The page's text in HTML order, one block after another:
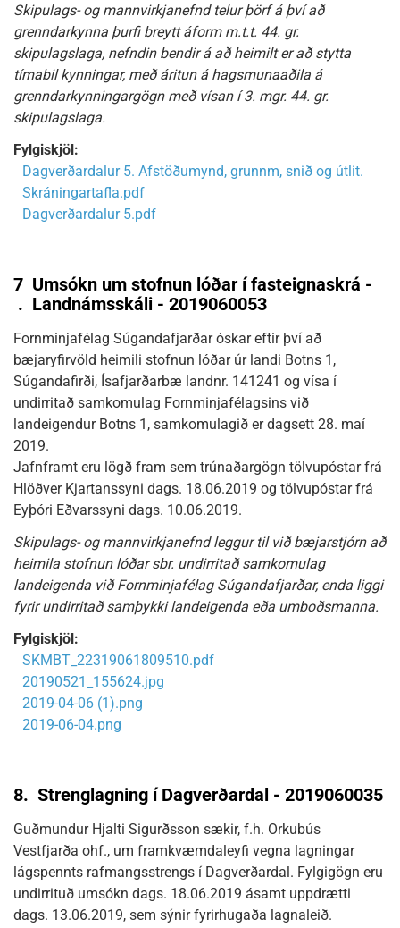
Skipulags- og mannvirkjanefnd telur þörf á því að
grenndarkynna þurfi breytt áform m.t.t. 44. gr.
skipulagslaga, nefndin bendir á að heimilt er að stytta
tímabil kynningar, með áritun á hagsmunaaðila á
grenndarkynningargögn með vísan í 3. mgr. 44. gr.
skipulagslaga.
Fylgiskjöl:
Dagverðardalur 5. Afstöðumynd, grunnm, snið og útlit.
Skráningartafla.pdf
Dagverðardalur 5.pdf
7
.
Umsókn um stofnun lóðar í fasteignaskrá -
Landnámsskáli - 2019060053
Fornminjafélag Súgandafjarðar óskar eftir því að
bæjaryfirvöld heimili stofnun lóðar úr landi Botns 1,
Súgandafirði, Ísafjarðarbæ landnr. 141241 og vísa í
undirritað samkomulag Fornminjafélagsins við
landeigendur Botns 1, samkomulagið er dagsett 28. maí
2019.
Jafnframt eru lögð fram sem trúnaðargögn tölvupóstar frá
Hlöðver Kjartanssyni dags. 18.06.2019 og tölvupóstar frá
Eyþóri Eðvarssyni dags. 10.06.2019.
Skipulags- og mannvirkjanefnd leggur til við bæjarstjórn að
heimila stofnun lóðar sbr. undirritað samkomulag
landeigenda við Fornminjafélag Súgandafjarðar, enda liggi
fyrir undirritað samþykki landeigenda eða umboðsmanna.
Fylgiskjöl:
SKMBT_22319061809510.pdf
20190521_155624.jpg
2019-04-06 (1).png
2019-06-04.png
8. Strenglagning í Dagverðardal - 2019060035
Guðmundur Hjalti Sigurðsson sækir, f.h. Orkubús
Vestfjarða ohf., um framkvæmdaleyfi vegna lagningar
lágspennts rafmangsstrengs í Dagverðardal. Fylgigögn eru
undirrituð umsókn dags. 18.06.2019 ásamt uppdrætti
dags. 13.06.2019, sem sýnir fyrirhugaða lagnaleið.